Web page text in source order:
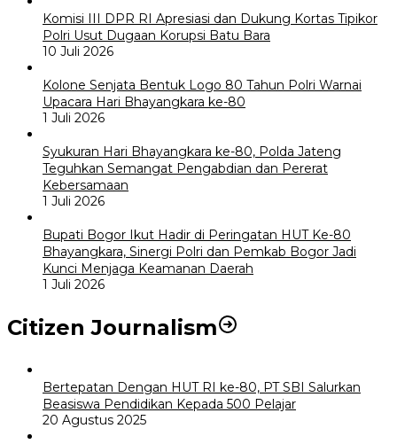
Komisi III DPR RI Apresiasi dan Dukung Kortas Tipikor
Polri Usut Dugaan Korupsi Batu Bara
10 Juli 2026
Kolone Senjata Bentuk Logo 80 Tahun Polri Warnai
Upacara Hari Bhayangkara ke-80
1 Juli 2026
Syukuran Hari Bhayangkara ke-80, Polda Jateng
Teguhkan Semangat Pengabdian dan Pererat
Kebersamaan
1 Juli 2026
Bupati Bogor Ikut Hadir di Peringatan HUT Ke-80
Bhayangkara, Sinergi Polri dan Pemkab Bogor Jadi
Kunci Menjaga Keamanan Daerah
1 Juli 2026
Citizen Journalism
Bertepatan Dengan HUT RI ke-80, PT SBI Salurkan
Beasiswa Pendidikan Kepada 500 Pelajar
20 Agustus 2025